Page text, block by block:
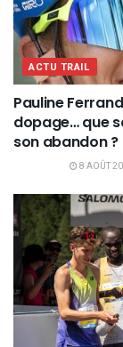
ACTU TRAIL
Pauline
dopage… que
son abandon ?
8 AOÛT